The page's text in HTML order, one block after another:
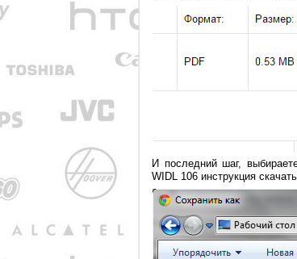
И последний шаг,
WIDL 106 инструкция